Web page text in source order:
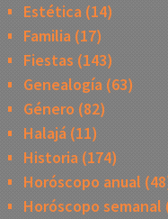
Estética(14)
Familia(17)
Fiestas (143)
Genealogía(63)
Género (82)
Halajá(11)
Historia(174)
Horóscopo anual
Horóscopo semanal